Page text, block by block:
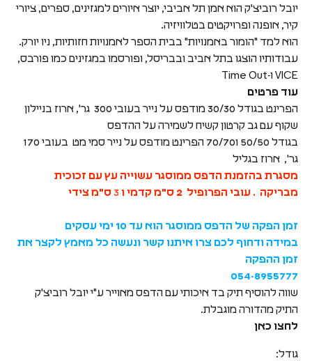
יובל רוביצ'ק הוא אמן תל אביבי, יוצר איורים למגזינים, ספרים, ציורי
קיר, אופנה ופרויקטים בטלוויזיה.
הוא למד "הומור באמנויות" בבית הספר לאמנויות חזותיות, ניו יורק.
עבודותיו הוצגו בתל אביב ובבריסל, ופורסמו במגזינים כמו פורבס,
VICE ו-Time Out
עוד פרטים
הפרינט בגודל 30/30 מודפס על נייר בעובי 300 גר', ארוז בניילון
שקוף עם גב קרטון קשיח לשמירה על ההדפס
בגודל 50/50 ו70/70 הפרינט מודפס על נייר סמי מט בעובי 170
גר', ארוז בגליל
מסגרת בהזמנת הדפס ממוסגר עשוייה עץ עם זכוכית
מבריקה . עובי הפרופיל 2 ס"מ
קדמי ו 3 ס"מ צידי
זמן הפקה של הדפס ממוסגר הוא עד 10 ימי עסקים
במידה ודחוף לכם צרו איתנו קשר ונעשה כל מאמץ לקצר את
זמן ההפקה
054-8955777
שווה להוסיף תיק בד איכותי עם הדפס מאוייר ע"י יובל רוביצ'ק
התיק מהדורה מוגבלת.
לחצו כאן
גודל: